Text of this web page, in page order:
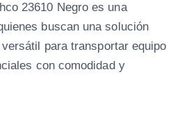
23610 Negro es una
buscan una solución
para transportar equipo
con comodidad y